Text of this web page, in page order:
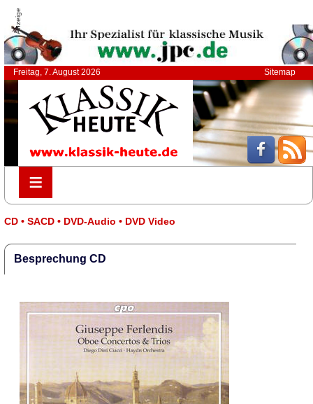
Anzeige
Freitag, 7. August 2026 Sitemap
≡
≡
CD • SACD • DVD-Audio • DVD Video
Besprechung CD